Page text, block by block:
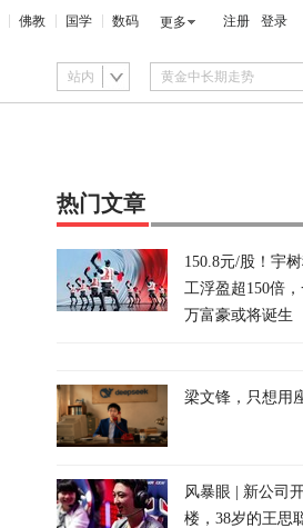
佛教 国学 数码 更多 注册 登录
站内
热门文章
150.8元/股！宇
工浮盈超150倍
万富豪或将诞生
梁文锋，只想用
风暴眼 | 新公司
楼，38岁的王思